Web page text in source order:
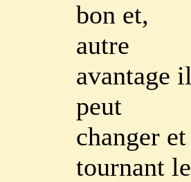
bon et,
autre
avantage il
peut
changer et
tournant le